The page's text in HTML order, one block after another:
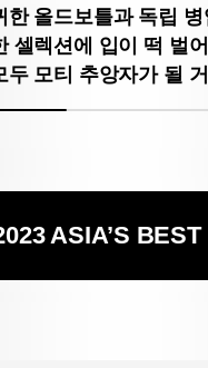
한 올드보틀과 독립 병
셀렉션에 입이 떡 벌
두 모티 추앙자가 될
ASIA’S